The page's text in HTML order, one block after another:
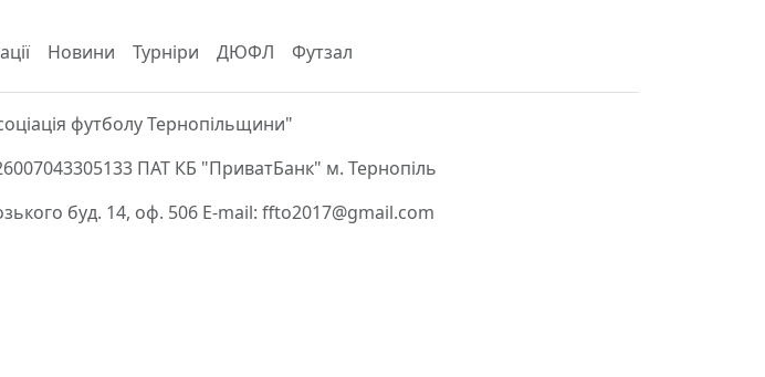
Новини Турніри ДЮФЛ Футзал
футболу Тернопільщини"
ПАТ КБ "ПриватБанк" м. Тернопіль
буд. 14, оф. 506 E-mail: ffto2017@gmail.com